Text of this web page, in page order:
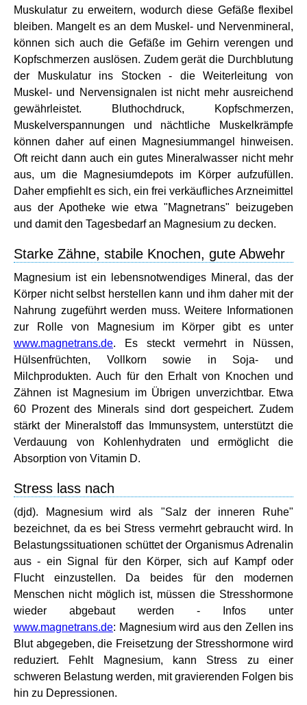
Muskulatur zu erweitern, wodurch diese Gefäße flexibel
bleiben. Mangelt es an dem Muskel- und Nervenmineral,
können sich auch die Gefäße im Gehirn verengen und
Kopfschmerzen auslösen. Zudem gerät die Durchblutung
der Muskulatur ins Stocken - die Weiterleitung von
Muskel- und Nervensignalen ist nicht mehr ausreichend
gewährleistet. Bluthochdruck, Kopfschmerzen,
Muskelverspannungen und nächtliche Muskelkrämpfe
können daher auf einen Magnesiummangel hinweisen.
Oft reicht dann auch ein gutes Mineralwasser nicht mehr
aus, um die Magnesiumdepots im Körper aufzufüllen.
Daher empfiehlt es sich, ein frei verkäufliches Arzneimittel
aus der Apotheke wie etwa "Magnetrans" beizugeben
und damit den Tagesbedarf an Magnesium zu decken.
Starke Zähne, stabile Knochen, gute Abwehr
Magnesium ist ein lebensnotwendiges Mineral, das der
Körper nicht selbst herstellen kann und ihm daher mit der
Nahrung zugeführt werden muss. Weitere Informationen
zur Rolle von Magnesium im Körper gibt es unter
www.magnetrans.de. Es steckt vermehrt in Nüssen,
Hülsenfrüchten, Vollkorn sowie in Soja- und
Milchprodukten. Auch für den Erhalt von Knochen und
Zähnen ist Magnesium im Übrigen unverzichtbar. Etwa
60 Prozent des Minerals sind dort gespeichert. Zudem
stärkt der Mineralstoff das Immunsystem, unterstützt die
Verdauung von Kohlenhydraten und ermöglicht die
Absorption von Vitamin D.
Stress lass nach
(djd). Magnesium wird als "Salz der inneren Ruhe"
bezeichnet, da es bei Stress vermehrt gebraucht wird. In
Belastungssituationen schüttet der Organismus Adrenalin
aus - ein Signal für den Körper, sich auf Kampf oder
Flucht einzustellen. Da beides für den modernen
Menschen nicht möglich ist, müssen die Stresshormone
wieder abgebaut werden - Infos unter
www.magnetrans.de: Magnesium wird aus den Zellen ins
Blut abgegeben, die Freisetzung der Stresshormone wird
reduziert. Fehlt Magnesium, kann Stress zu einer
schweren Belastung werden, mit gravierenden Folgen bis
hin zu Depressionen.